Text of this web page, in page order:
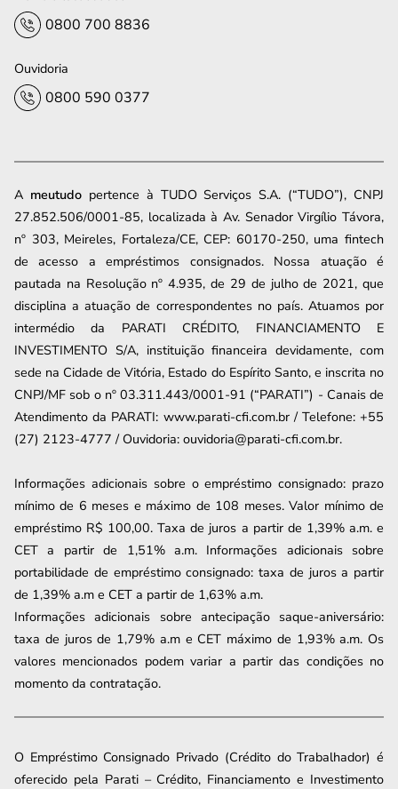
0800 700 8836
Ouvidoria
0800 590 0377
A meutudopertence à TUDO Serviços S.A. (“TUDO”), CNPJ
27.852.506/0001-85, localizada à Av. Senador Virgílio Távora,
nº 303, Meireles, Fortaleza/CE, CEP: 60170-250, uma fintech
de acesso a empréstimos consignados. Nossa atuação é
pautada na Resolução nº 4.935, de 29 de julho de 2021, que
disciplina a atuação de correspondentes no país. Atuamos por
intermédio da PARATI CRÉDITO, FINANCIAMENTO E
INVESTIMENTO S/A, instituição financeira devidamente, com
sede na Cidade de Vitória, Estado do Espírito Santo, e inscrita no
CNPJ/MF sob o nº 03.311.443/0001-91 (“PARATI”) - Canais de
Atendimento da PARATI: www.parati-cfi.com.br / Telefone: +55
(27) 2123-4777 / Ouvidoria: ouvidoria@parati-cfi.com.br.
Informações adicionais sobre o empréstimo consignado: prazo
mínimo de 6 meses e máximo de 108 meses. Valor mínimo de
empréstimo R$ 100,00. Taxa de juros a partir de 1,39% a.m. e
CET a partir de 1,51% a.m. Informações adicionais sobre
portabilidade de empréstimo consignado: taxa de juros a partir
de 1,39% a.m e CET a partir de 1,63% a.m.
Informações adicionais sobre antecipação saque-aniversário:
taxa de juros de 1,79% a.m e CET máximo de 1,93% a.m. Os
valores mencionados podem variar a partir das condições no
momento da contratação.
O Empréstimo Consignado Privado (Crédito do Trabalhador) é
oferecido pela Parati – Crédito, Financiamento e Investimento